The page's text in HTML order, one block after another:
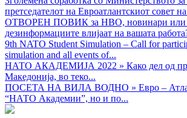
претседателот на Евроатлантскиот совет
ОТВОРЕН ПОВИК за НВО, новинари или
дезинформациите влијаат на вашата
9th NATO Student Simulation – Call for
simulation and all events of...
НАТО АКАДЕМИЈА 2022 » Како дел од
Македонија, во теко...
ПОСЕТА НА ВИЛА ВОДНО » Евро –
“НАТО Академии”, но и по...